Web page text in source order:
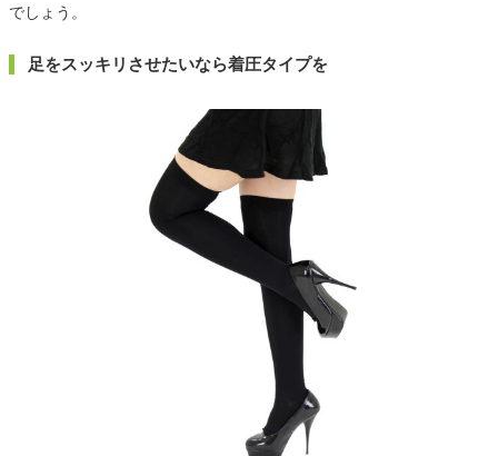
でしょう。
足をスッキリさせたいなら着圧タイプを